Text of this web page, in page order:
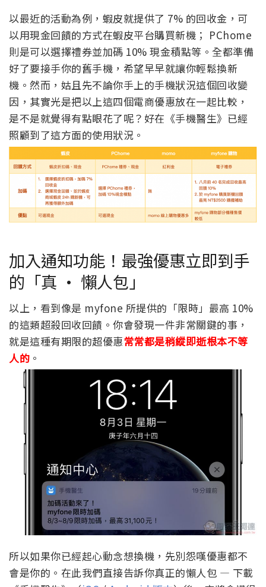
以最近的活動為例，蝦皮就提供了 7% 的回收金，可
以用現金回饋的方式在蝦皮平台購買新機； PChome
則是可以選擇禮券並加碼 10% 現金積點等。全都準備
好了要接手你的舊手機，希望早早就讓你輕鬆換新
機。然而，姑且先不論你手上的手機狀況這個回收變
因，其實光是把以上這四個電商優惠放在一起比較，
是不是就覺得有點眼花了呢？好在《手機醫生》已經
照顧到了這方面的使用狀況。
加入通知功能！最強優惠立即到手
的「真 · 懶人包」
以上，看到像是 myfone 所提供的「限時」最高 10%
的這類超殺回收回饋。你會發現一件非常關鍵的事，
就是這種有期限的超優惠常常都是稍縱即逝根本不等
人的 。
所以如果你已經起心動念想換機，先別怨嘆優惠都不
會是你的。在此我們直接告訴你真正的懶人包 — 下載